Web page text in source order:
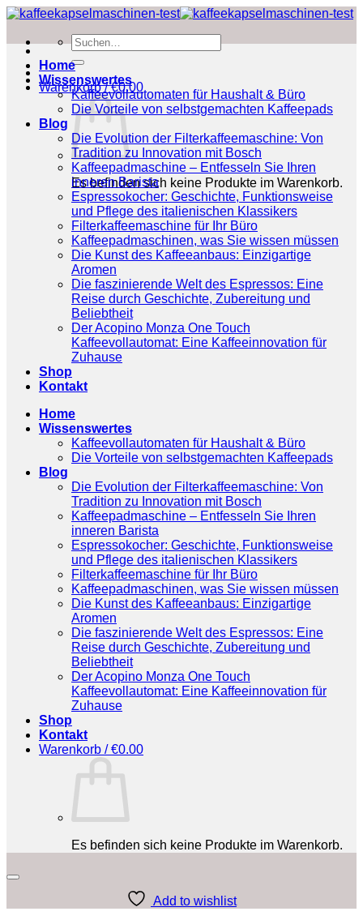
Zum
springen
Suchen
nach:
Warenkorb /€0.00
Es befinden sich keine Produkte im Warenkorb.
Home
Wissenswertes
Kaffeevollautomaten für Haushalt & Büro
Die Vorteile von selbstgemachten Kaffeepads
Blog
Die Evolution der Filterkaffeemaschine: Von
Tradition zu Innovation mit Bosch
Kaffeepadmaschine – Entfesseln Sie Ihren
inneren Barista
Espressokocher: Geschichte, Funktionsweise
und Pflege des italienischen Klassikers
Filterkaffeemaschine für Ihr Büro
Kaffeepadmaschinen, was Sie wissen müssen
Die Kunst des Kaffeeanbaus: Einzigartige
Aromen
Die faszinierende Welt des Espressos: Eine
Reise durch Geschichte, Zubereitung und
Beliebtheit
Der Acopino Monza One Touch
Kaffeevollautomat: Eine Kaffeeinnovation für
Zuhause
Shop
Kontakt
Home
Wissenswertes
Kaffeevollautomaten für Haushalt & Büro
Die Vorteile von selbstgemachten Kaffeepads
Blog
Die Evolution der Filterkaffeemaschine: Von
Tradition zu Innovation mit Bosch
Kaffeepadmaschine – Entfesseln Sie Ihren
inneren Barista
Espressokocher: Geschichte, Funktionsweise
und Pflege des italienischen Klassikers
Filterkaffeemaschine für Ihr Büro
Kaffeepadmaschinen, was Sie wissen müssen
Die Kunst des Kaffeeanbaus: Einzigartige
Aromen
Die faszinierende Welt des Espressos: Eine
Reise durch Geschichte, Zubereitung und
Beliebtheit
Der Acopino Monza One Touch
Kaffeevollautomat: Eine Kaffeeinnovation für
Zuhause
Shop
Kontakt
Warenkorb /€0.00
Es befinden sich keine Produkte im Warenkorb.
Add to wishlist